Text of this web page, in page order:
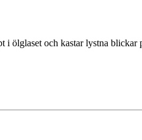
och kastar lystna